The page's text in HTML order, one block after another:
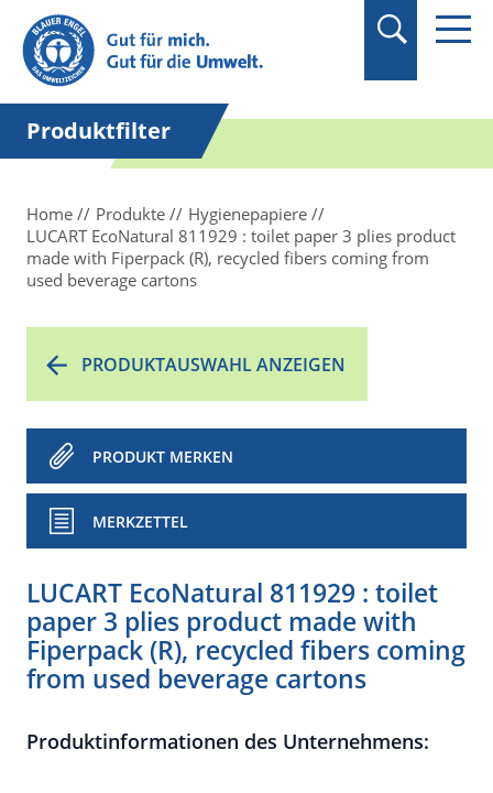
Suchbegriff in
Anführungszeichen
setzen.
Produktfilter
Home Produkte
Hygienepapiere
LUCART EcoNatural 811929 : toilet paper 3 plies product
made with Fiperpack (R), recycled fibers coming from
used beverage cartons
PRODUKTAUSWAHL ANZEIGEN
PRODUKT MERKEN
MERKZETTEL
LUCART EcoNatural 811929 : toilet
paper 3 plies product made with
Fiperpack (R), recycled fibers coming
from used beverage cartons
Produktinformationen des Unternehmens: